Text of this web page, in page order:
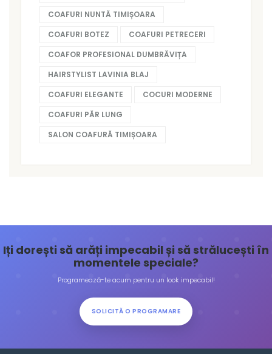
COAFURI NUNTĂ TIMIȘOARA
COAFURI BOTEZ
COAFURI PETRECERI
COAFOR PROFESIONAL DUMBRĂVIȚA
HAIRSTYLIST LAVINIA BLAJ
COAFURI ELEGANTE
COCURI MODERNE
COAFURI PĂR LUNG
SALON COAFURĂ TIMIȘOARA
Iți dorești să arăți impecabil și să strălucești în
momentele speciale?
Programează-te acum pentru un look impecabil!
SOLICITĂ O PROGRAMARE